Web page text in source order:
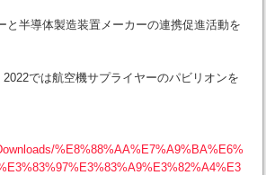
半導体製造装置メーカーの連携促進活動を
では航空機サプライヤーのパビリオンを
%E8%88%AA%E7%A9%BA%E6%